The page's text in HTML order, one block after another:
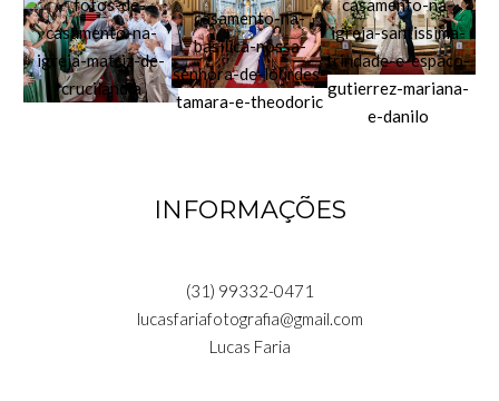
INFORMAÇÕES
(31) 99332-0471
lucasfariafotografia@gmail.com
Lucas Faria